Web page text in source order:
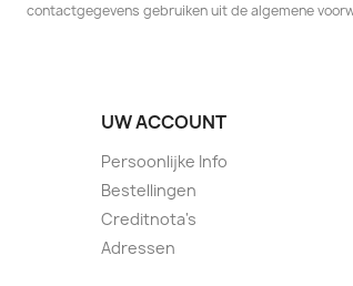
contactgegevens gebruiken uit de algemene
UW ACCOUNT
Persoonlijke Info
Bestellingen
Creditnota's
Adressen